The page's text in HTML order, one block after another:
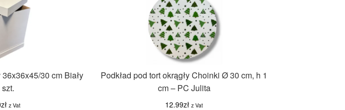
30 cm Biały
zł z Vat
Podkład pod tort okrągły Choinki Ø 30 cm, h 1
cm – PC Julita
12.99zł z Vat